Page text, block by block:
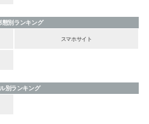
態別ランキング
スマホサイト
別ランキング